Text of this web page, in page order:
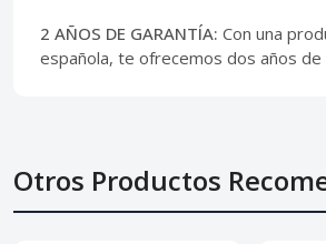
2 AÑOS DE GARANTÍA: Con una
española, te ofrecemos dos años de
Otros Productos